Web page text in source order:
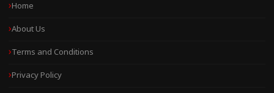
Home
About Us
Terms and Conditions
Privacy Policy